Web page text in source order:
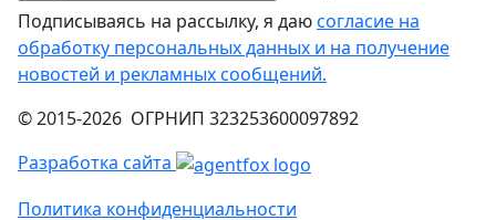
Подписываясь на рассылку, я даюсогласие на
обработку персональных данных и на получение
новостей и рекламных сообщений.
© 2015-2026 ОГРНИП 323253600097892
Разработка сайта
Политика конфиденциальности